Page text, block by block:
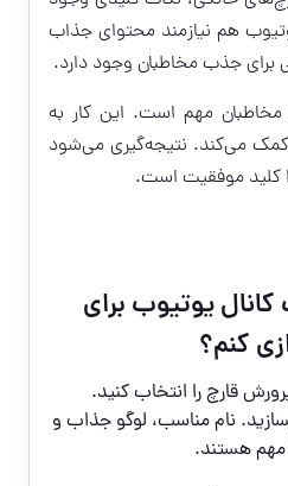
هم نیازمند محتوای جذاب
جذب مخاطبان وجود دارد.
مخاطبان مهم است. این کار به
می‌کند. نتیجه‌گیری می‌شود
کلید موفقیت است.
یوتیوب برای
کنم؟
قارچ را انتخاب کنید.
نام مناسب، لوگو جذاب و
مهم هستند.